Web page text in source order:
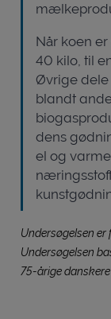
Når koen
40 kilo, til
Øvrige dele
blandt
dens
el og
Undersøgelsen er
Undersøgelsen
75-årige